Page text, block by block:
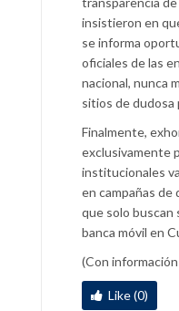
insistieron en
se informa
oficiales de las
nacional, nunca
sitios de dudosa
Finalmente,
exclusivamente
institucionales
en campañas de
que solo buscan
banca móvil en
(Con
Like (0)